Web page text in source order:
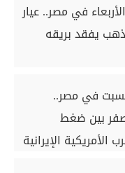
في مصر.. عيار
في مصر..
بين ضغط
الأمريكية الإيرانية